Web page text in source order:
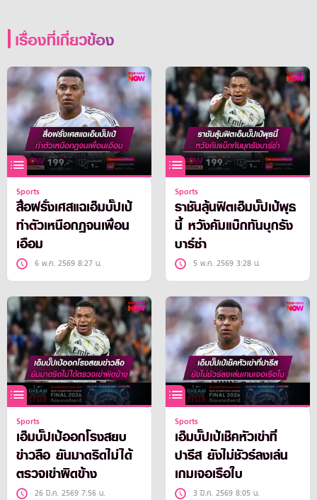
เรื่องที่เกี่ยวข้อง
Sports
สื่อฝรั่งเศสแฉเอ็มบั๊ปเป้
ทำตัวเหนือกฎจนเพื่อน
เอือม
6 พ.ค. 2569 8:27 น.
Sports
ราชันลุ้นฟิตเอ็มบั๊ปเป้พุธ
นี้ หวังคัมแบ็กทันบุกรัง
บาร์ซ่า
5 พ.ค. 2569 3:28 น.
Sports
เอ็มบั๊ปเป้ออกโรงสยบ
ข่าวลือ ยันมาดริดไม่ได้
ตรวจเข่าผิดข้าง
26 มี.ค. 2569 7:56 น.
Sports
เอ็มบั๊ปเป้เช็คหัวเข่าที่
ปารีส ยังไม่ชัวร์ลงเล่น
เกมเจอเรือใบ
3 มี.ค. 2569 8:05 น.